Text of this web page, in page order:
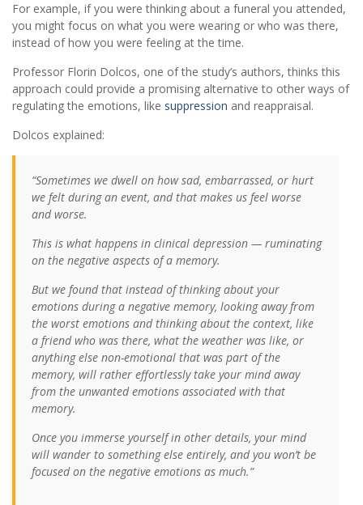
For example, if you were thinking about a funeral you attended,
you might focus on what you were wearing or who was there,
instead of how you were feeling at the time.
Professor Florin Dolcos, one of the study’s authors, thinks this
approach could provide a promising alternative to other ways of
regulating the emotions, like suppression and reappraisal.
Dolcos explained:
“Sometimes we dwell on how sad, embarrassed, or hurt
we felt during an event, and that makes us feel worse
and worse.
This is what happens in clinical depression — ruminating
on the negative aspects of a memory.
But we found that instead of thinking about your
emotions during a negative memory, looking away from
the worst emotions and thinking about the context, like
a friend who was there, what the weather was like, or
anything else non-emotional that was part of the
memory, will rather effortlessly take your mind away
from the unwanted emotions associated with that
memory.
Once you immerse yourself in other details, your mind
will wander to something else entirely, and you won’t be
focused on the negative emotions as much.”